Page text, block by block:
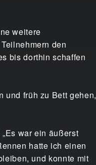
weitere
den
bis dorthin schaffen
und früh zu Bett gehen,
war ein äußerst
hatte ich einen
und konnte mit